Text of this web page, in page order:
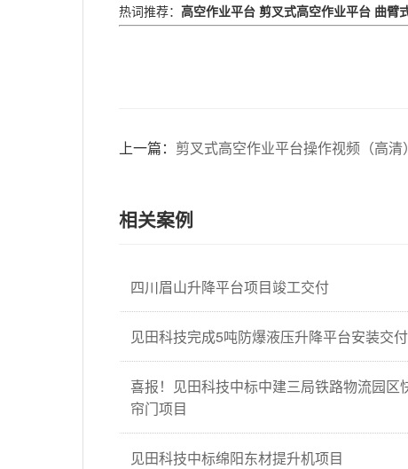
热词推荐： 高空作业平台 剪叉式高空作业平台 曲臂
上一篇： 剪叉式高空作业平台操作视频（高清）
相关案例
四川眉山升降平台项目竣工交付
见田科技完成5吨防爆液压升降平台安装交付
喜报！见田科技中标中建三局铁路物流园区
帘门项目
见田科技中标绵阳东材提升机项目